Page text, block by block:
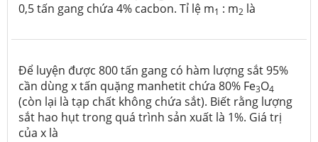
0,5 tấn gang chứa 4% cacbon. Tỉ lệ m1 : m2 là
Để luyện được 800 tấn gang có hàm lượng sắt 95%
cần dùng x tấn quặng manhetit chứa 80% Fe3O4
(còn lại là tạp chất không chứa sắt). Biết rằng lượng
sắt hao hụt trong quá trình sản xuất là 1%. Giá trị
của x là